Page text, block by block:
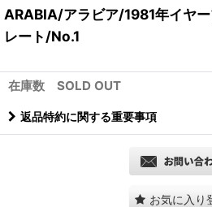
ARABIA/アラビア/1981年イヤ
レート/No.1
在庫数 SOLD OUT
返品特約に関する重要事項
お気に入り